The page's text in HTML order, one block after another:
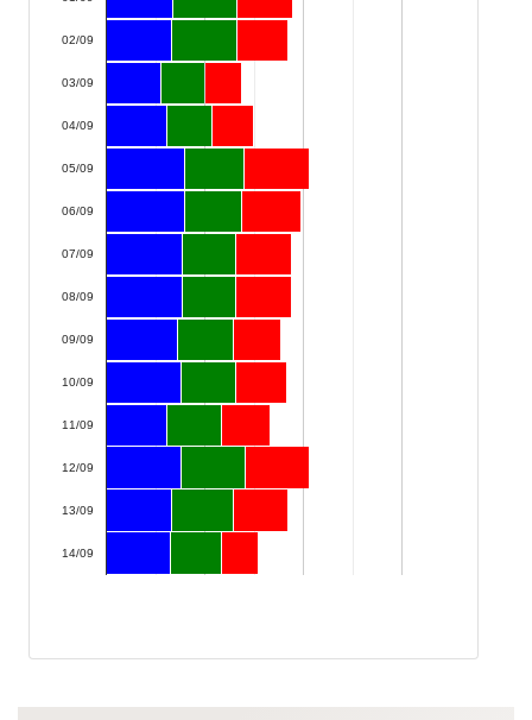
02/09
03/09
04/09
05/09
06/09
07/09
08/09
09/09
10/09
11/09
12/09
13/09
14/09